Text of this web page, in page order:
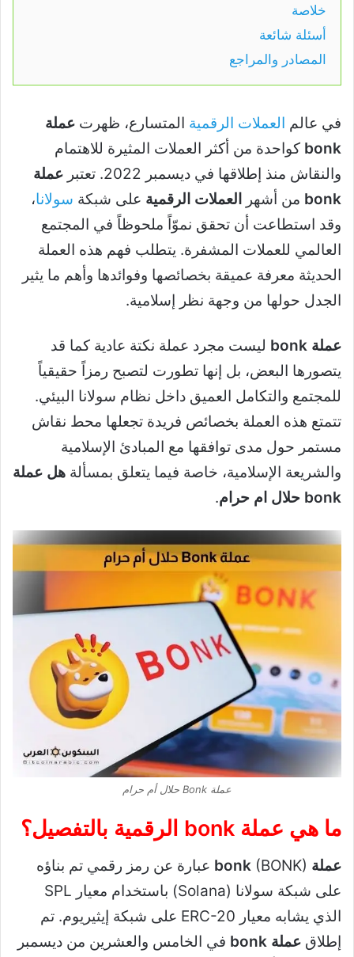
خلاصة
أسئلة شائعة
المصادر والمراجع
في عالم العملات الرقمية المتسارع، ظهرت عملة
bonk كواحدة من أكثر العملات المثيرة للاهتمام
والنقاش منذ إطلاقها في ديسمبر 2022. تعتبر
عملة
bonk من أشهر العملات الرقمية على شبكة سولانا،
وقد استطاعت أن تحقق نموّاً ملحوظاً في المجتمع
العالمي للعملات المشفرة. يتطلب فهم هذه العملة
الحديثة معرفة عميقة بخصائصها وفوائدها وأهم ما يثير
الجدل حولها من وجهة نظر إسلامية.
عملة bonk
ليست مجرد عملة نكتة عادية كما قد
يتصورها البعض، بل إنها تطورت لتصبح رمزاً حقيقياً
للمجتمع والتكامل العميق داخل نظام سولانا البيئي.
تتمتع هذه العملة بخصائص فريدة تجعلها محط نقاش
مستمر حول مدى توافقها مع المبادئ الإسلامية
والشريعة الإسلامية، خاصة فيما يتعلق بمسألة هل عملة
bonk حلال ام حرام
.
عملة Bonk حلال أم حرام
ما هي عملة bonk الرقمية بالتفصيل؟
عملة bonk
(BONK) عبارة عن رمز رقمي تم بناؤه
على شبكة سولانا (Solana) باستخدام معيار SPL
الذي يشابه معيار ERC-20 على شبكة إيثيريوم. تم
إطلاق عملة bonk
في الخامس والعشرين من ديسمبر